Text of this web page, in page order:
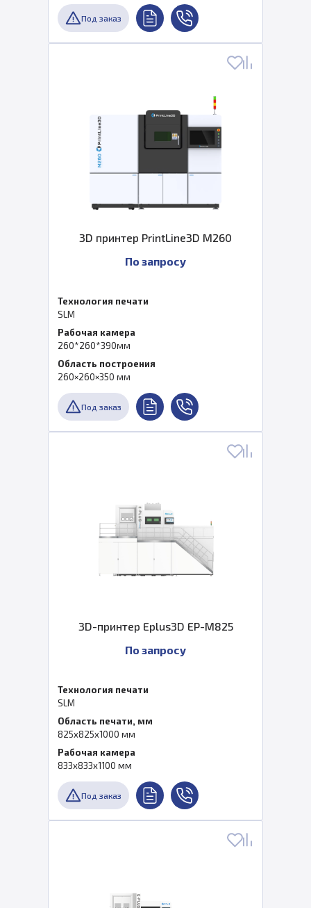
Под заказ
3D принтер PrintLine3D M260
По запросу
Технология печати
SLM
Рабочая камера
260*260*390мм
Область построения
260×260×350 мм
Под заказ
3D-принтер Eplus3D EP-M825
По запросу
Технология печати
SLM
Область печати, мм
825x825x1000 мм
Рабочая камера
833x833x1100 мм
Под заказ